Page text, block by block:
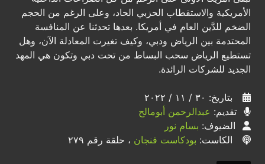
الأمريكية والاستقطاب الحزبي الحاد، وعلى الرغم من الحجم
الضخم للدَّين العام في أمريكا. بعدها تحدثنا عن المنافسة
المحتدمة بين الرياض ودبي، وكيف تغيرت المعادلة الآن، وهل
تستطيع الرياض سحب البساط من تحت دبي وتكون هي المهد
الجديد للشركات الرائدة.
بتاريخ: ٣٠ / ١١ / ٢٠٢٢
تقديم: عبدالرحمن أبومالح
الضيوف: بسام نور
الكاست: بودكاست فنجان ، حلقة رقم ٢٧٩